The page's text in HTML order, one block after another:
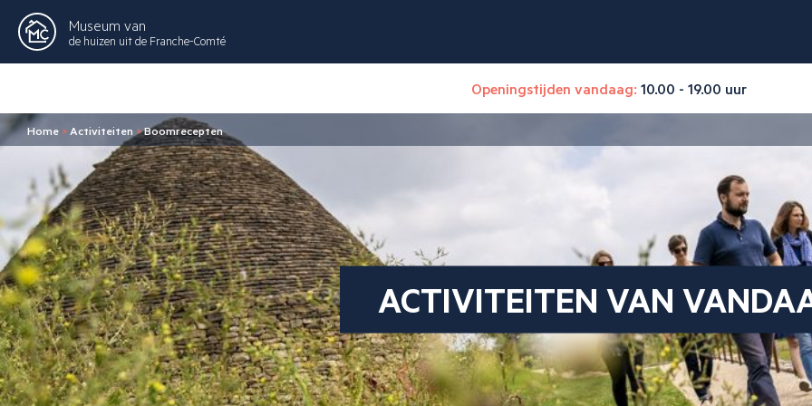
Museum van
de huizen uit de Franche-Comté
Openingstijden vandaag: 10.00 - 19.00 uur
Home > Activiteiten >Boomrecepten
ACTIVITEITEN VAN